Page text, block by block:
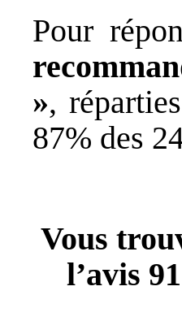
Pour
»,
87% des
Vous
l’avis 91